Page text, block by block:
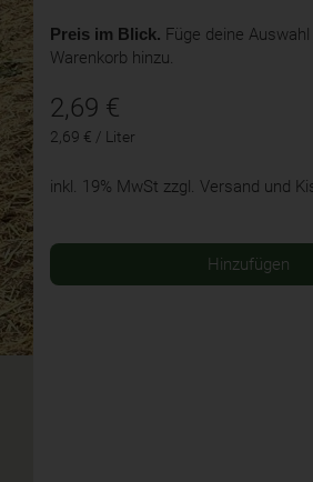
Preis im Blick. Füge deine
Warenkorb hinzu.
2,69 €
2,69 € / Liter
inkl. 19% MwSt zzgl. Versand und
Hinzufügen